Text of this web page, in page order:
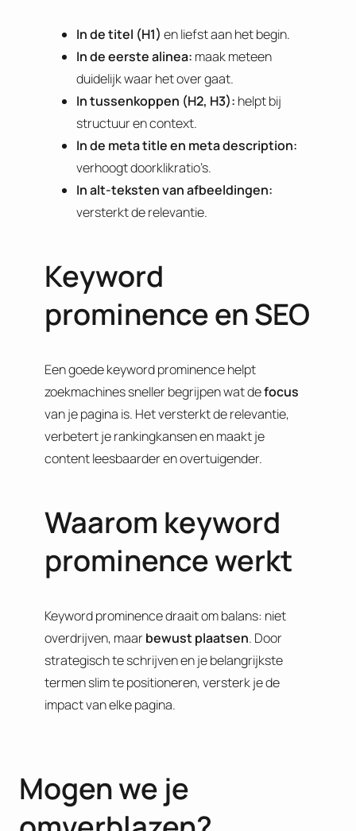
In de titel (H1) en liefst aan het begin.
In de eerste alinea: maak meteen
duidelijk waar het over gaat.
In tussenkoppen (H2, H3): helpt bij
structuur en context.
In de meta title en meta description:
verhoogt doorklikratio’s.
In alt-teksten van afbeeldingen:
versterkt de relevantie.
Keyword
prominence en SEO
Een goede keyword prominence helpt
zoekmachines sneller begrijpen wat defocus
van je pagina is. Het versterkt de relevantie,
verbetert je rankingkansen en maakt je
content leesbaarder en overtuigender.
Waarom keyword
prominence werkt
Keyword prominence draait om balans: niet
overdrijven, maarbewust plaatsen. Door
strategisch te schrijven en je belangrijkste
termen slim te positioneren, versterk je de
impact van elke pagina.
Mogen we je